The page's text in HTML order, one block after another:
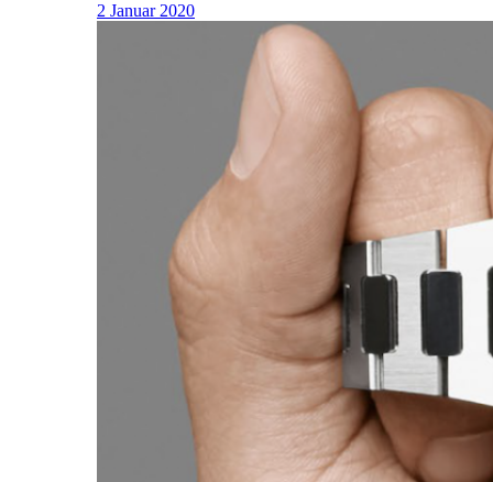
2 Januar 2020